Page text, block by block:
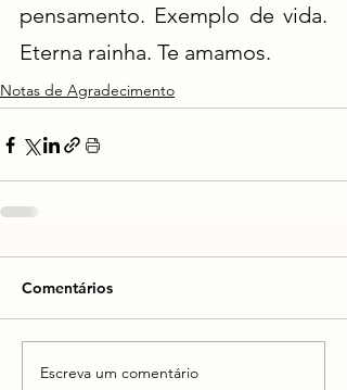
pensamento. Exemplo de vida.
Eterna rainha. Te amamos.
Notas de Agradecimento
Comentários
Escreva um comentário